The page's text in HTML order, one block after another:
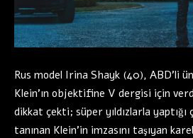
Rus model Irina Shayk (40), ABD’li
Klein’ın objektifine V dergisi için
dikkat çekti; süper yıldızlarla yaptığı
tanınan Klein’in imzasını taşıyan